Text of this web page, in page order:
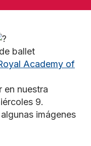
ballet
Academy of
en nuestra
9.
imágenes